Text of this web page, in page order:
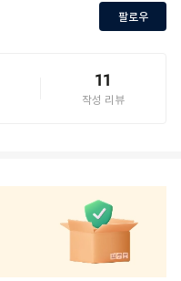
팔로우
11
작성 리뷰